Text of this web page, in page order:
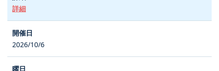
詳細
2026/10/6